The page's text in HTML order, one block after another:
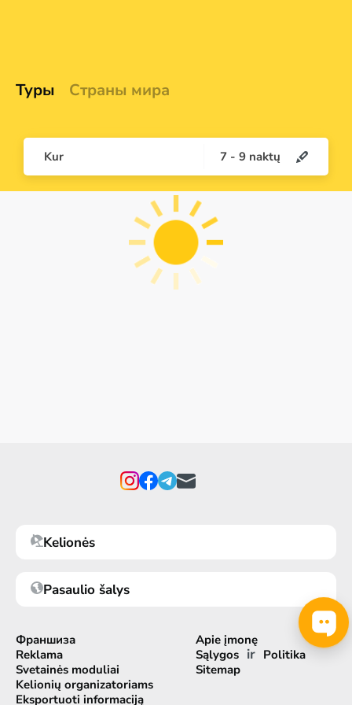
Туры Страны мира
Kur 7 - 9 naktų
Kelionės
Pasaulio šalys
Франшиза
Reklama
Svetainės moduliai
Kelionių organizatoriams
Eksportuoti informaciją
Apie įmonę
Sąlygos ir Politika
Sitemap